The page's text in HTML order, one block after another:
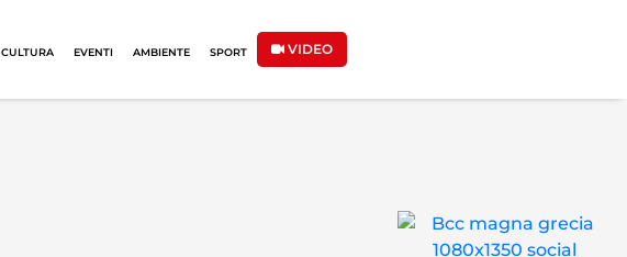
CULTURA EVENTI AMBIENTE SPORT VIDEO